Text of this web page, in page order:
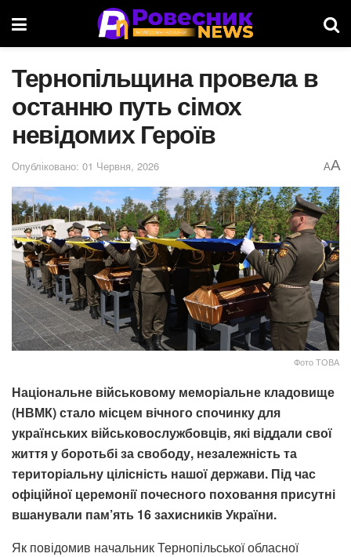
Тернопільщина провела в
останню путь сімох
невідомих Героїв
Опубліковано: 01 Червня, 2026 AA
Фото ТОВА
Національне військовому меморіальне кладовище
(НВМК) стало місцем вічного спочинку для
українських військовослужбовців, які віддали свої
життя у боротьбі за свободу, незалежність та
територіальну цілісність нашої держави. Під час
офіційної церемонії почесного поховання присутні
вшанували пам’ять 16 захисників України.
Як повідомив начальник Тернопільської обласної